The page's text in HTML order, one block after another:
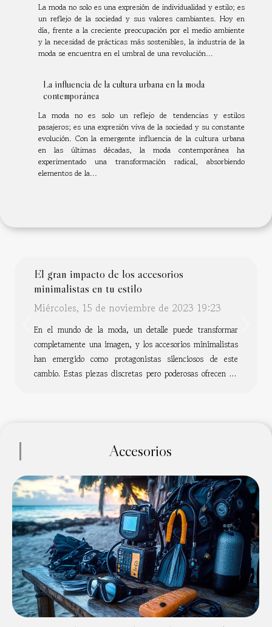
La moda no solo es una expresión de individualidad y estilo; es
un reflejo de la sociedad y sus valores cambiantes. Hoy en
día, frente a la creciente preocupación por el medio ambiente
y la necesidad de prácticas más sostenibles, la industria de la
moda se encuentra en el umbral de una revolución...
La influencia de la cultura urbana en la moda
contemporánea
La moda no es solo un reflejo de tendencias y estilos
pasajeros; es una expresión viva de la sociedad y su constante
evolución. Con la emergente influencia de la cultura urbana
en las últimas décadas, la moda contemporánea ha
experimentado una transformación radical, absorbiendo
elementos de la...
El gran impacto de los accesorios
minimalistas en tu estilo
Miércoles, 15 de noviembre de 2023 19:23
En el mundo de la moda, un detalle puede transformar
completamente una imagen, y los accesorios minimalistas
han emergido como protagonistas silenciosos de este
cambio. Estas piezas discretas pero poderosas ofrecen un
con ella. Este enfoque sutil de la moda se ha convertido en
sofisticación con un toque...
Previous
Accesorios